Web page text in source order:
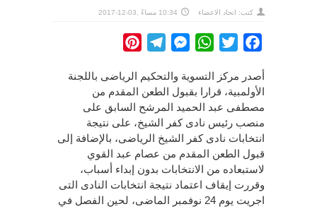
كتب: اتحاد الاعضاء 10:34 مساءً ,03-12-2017
Facebook
Twitter
WhatsApp
Messenger
Telegram
أصدر مركز التسوية والتحكيم الرياضى باللجنة
الأولمبية، قرارا بقبول الطعن المقدم من
مصطفى عبد الحميد المرشح السابق على
منصب رئيس نادى كفر الشيخ، على نتيجة
انتخابات نادى كفر الشيخ الرياضى، بالإضافة إلى
قبول الطعن المقدم من عصام عبد القوي
لاستبعاده من الانتخابات بدون إبداء أسباب،
وقررت إيقاف اعتماد نتيجة انتخابات النادى التى
اجريت يوم 24 نوفمبر الماضى، لحين الفصل في